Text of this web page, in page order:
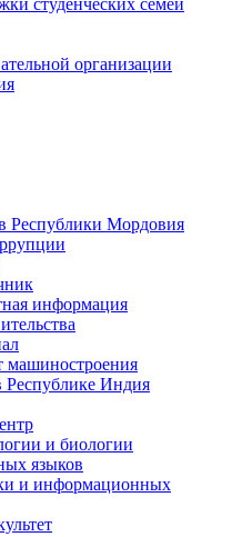
организации
Республики Мордовия
информация
машиностроения
Республике Индия
и биологии
языков
и информационных